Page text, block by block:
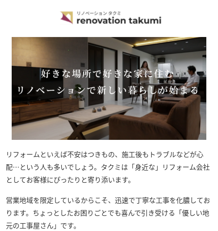
リフォームといえば不安はつきもの、施工後もトラブルなどが心
配…という人も多いでしょう。 タクミは「身近な」リフォーム会社
としてお客様にぴったりと寄り添います。
営業地域を限定しているからこそ、迅速で丁寧な工事を化膿してお
ります。ちょっとしたお困りごとでも喜んで引き受ける「優しい地
元の工事屋さん」です。